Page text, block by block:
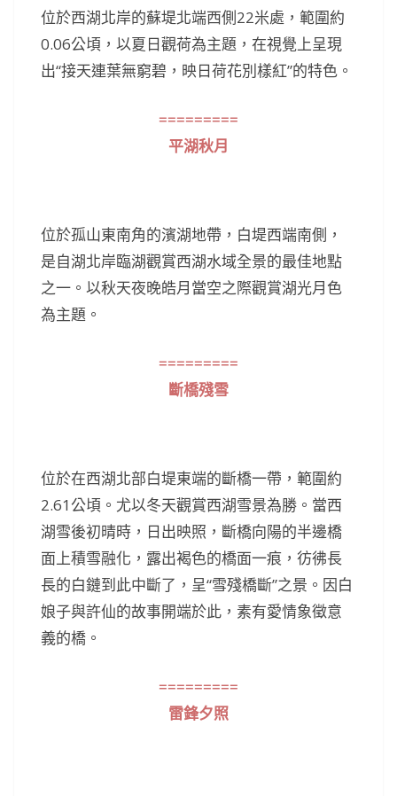
位於西湖北岸的蘇堤北端西側22米處，範圍約
0.06公頃，以夏日觀荷為主題，在視覺上呈現
出“接天連葉無窮碧，映日荷花別樣紅”的特色。
=========
平湖秋月
位於孤山東南角的濱湖地帶，白堤西端南側，
是自湖北岸臨湖觀賞西湖水域全景的最佳地點
之一。以秋天夜晚皓月當空之際觀賞湖光月色
為主題。
=========
斷橋殘雪
位於在西湖北部白堤東端的斷橋一帶，範圍約
2.61公頃。尤以冬天觀賞西湖雪景為勝。當西
湖雪後初晴時，日出映照，斷橋向陽的半邊橋
面上積雪融化，露出褐色的橋面一痕，彷彿長
長的白鏈到此中斷了，呈“雪殘橋斷”之景。因白
娘子與許仙的故事開端於此，素有愛情象徵意
義的橋。
=========
雷鋒夕照